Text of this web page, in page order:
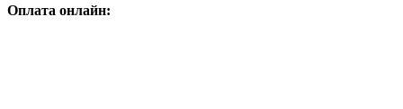
Оплата онлайн: